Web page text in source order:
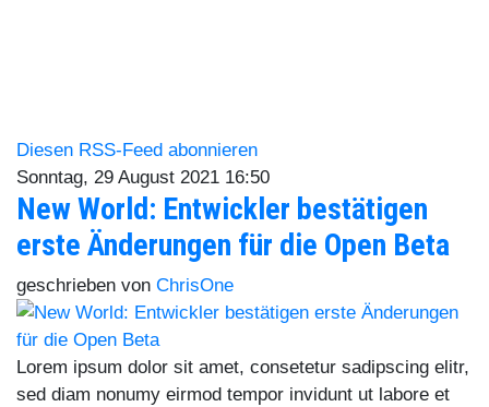
Diesen RSS-Feed abonnieren
Sonntag, 29 August 2021 16:50
New World: Entwickler bestätigen
erste Änderungen für die Open Beta
geschrieben von ChrisOne
Lorem ipsum dolor sit amet, consetetur sadipscing elitr,
sed diam nonumy eirmod tempor invidunt ut labore et